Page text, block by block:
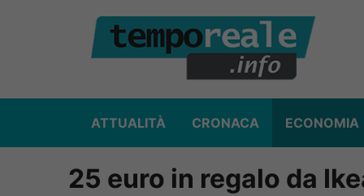
ATTUALITÀ CRONACA ECONOMIA
25 euro in regalo da